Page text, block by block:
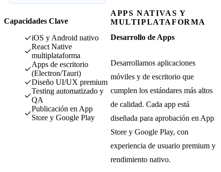
APPS NATIVAS Y
MULTIPLATAFORMA
Desarrollo de Apps
Desarrollamos aplicaciones
móviles y de escritorio que
cumplen los estándares más altos
de calidad. Cada app está
diseñada para aprobación en App
Store y Google Play, con
experiencia de usuario premium y
rendimiento nativo.
Capacidades Clave
iOS y Android nativo
React Native
multiplataforma
Apps de escritorio
(Electron/Tauri)
Diseño UI/UX premium
Testing automatizado y
QA
Publicación en App
Store y Google Play